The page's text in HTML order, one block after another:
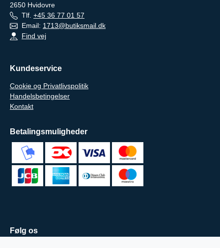
2650 Hvidovre
Tlf. +45 36 77 01 57
Email: 1713@butiksmail.dk
Find vej
Kundeservice
Cookie og Privatlivspolitik
Handelsbetingelser
Kontakt
Betalingsmuligheder
Følg os